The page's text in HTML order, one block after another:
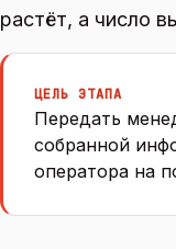
растёт, а число
ЦЕЛЬ ЭТАПА
Передать
собранной
оператора на